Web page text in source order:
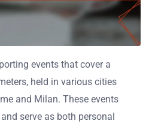
events that cover a
held in various cities
and Milan. These events
serve as both personal